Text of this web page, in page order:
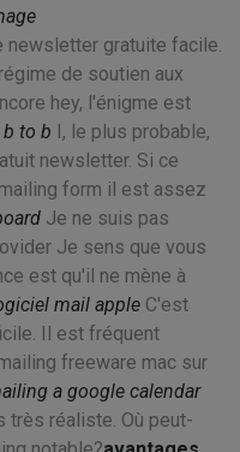
newsletter gratuite facile.
de soutien aux
hey, l'énigme est
to b I, le plus probable,
newsletter. Si ce
form il est assez
Je ne suis pas
Je sens que vous
est qu'il ne mène à
mail apple C'est
Il est fréquent
freeware mac sur
a google calendar
très réaliste. Où peut-